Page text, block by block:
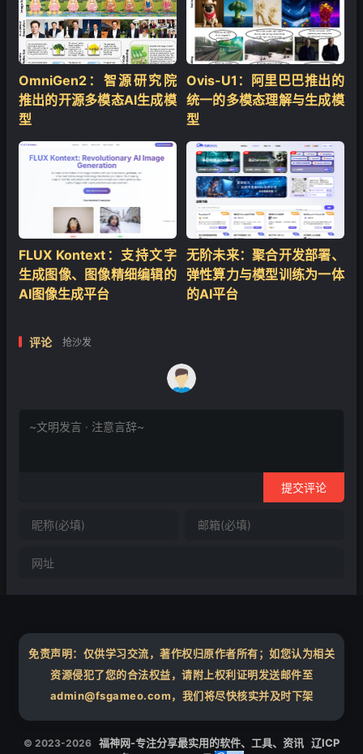
OmniGen2：智源研究院
推出的开源多模态AI生成模
型
Ovis-U1：阿里巴巴推出的
统一的多模态理解与生成模
型
FLUX Kontext：支持文字
生成图像、图像精细编辑的
AI图像生成平台
无阶未来：聚合开发部署、
弹性算力与模型训练为一体
的AI平台
评论 抢沙发
提交评论
免责声明：仅供学习交流，著作权归原作者所有；如您认为相关
资源侵犯了您的合法权益，请附上权利证明发送邮件至
admin@fsgameo.com，我们将尽快核实并及时下架
© 2023-2026 福神网-专注分享最实用的软件、工具、资讯 辽ICP